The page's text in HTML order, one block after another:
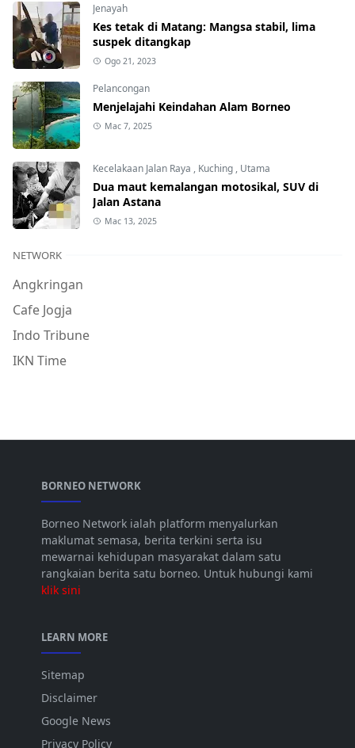
Jenayah
Kes tetak di Matang: Mangsa stabil, lima
suspek ditangkap
Ogo 21, 2023
Pelancongan
Menjelajahi Keindahan Alam Borneo
Mac 7, 2025
Kecelakaan Jalan Raya , Kuching , Utama
Dua maut kemalangan motosikal, SUV di
Jalan Astana
Mac 13, 2025
NETWORK
Angkringan
Cafe Jogja
Indo Tribune
IKN Time
BORNEO NETWORK
Borneo Network ialah platform menyalurkan
maklumat semasa, berita terkini serta isu
mewarnai kehidupan masyarakat dalam satu
rangkaian berita satu borneo. Untuk hubungi kami
klik sini
LEARN MORE
Sitemap
Disclaimer
Google News
Privacy Policy